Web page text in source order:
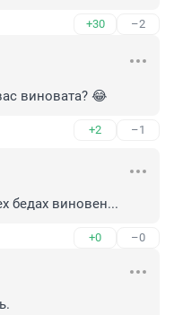
+30 –2
виновата? 😂
+2 –1
бедах виновен...
+0 –0